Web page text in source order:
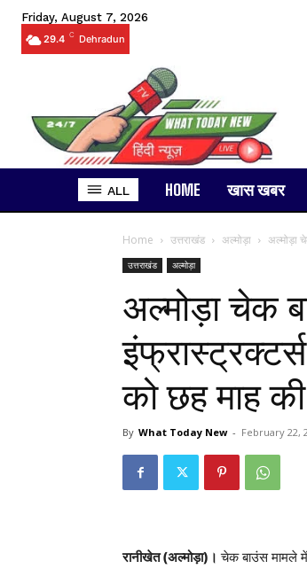
Friday, August 7, 2026
29.4 C Dehradun
ALL HOME खास खबर
Home उत्तराखंड अल्मोड़ा अल्मोड़ा
उत्तराखंड अल्मोड़ा
अल्मोड़ा चेक
को छह माह
By What Today New - February 22,
रानीखेत (अल्मोड़ा)। चेक बाउंस मामले में